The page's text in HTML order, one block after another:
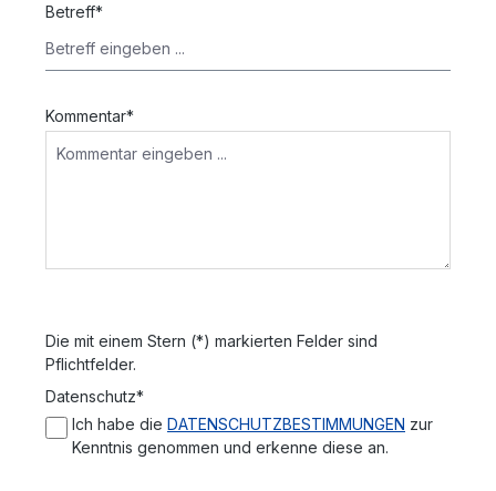
Betreff*
Kommentar*
Die mit einem Stern (*) markierten Felder sind
Pflichtfelder.
Datenschutz*
Ich habe die DATENSCHUTZBESTIMMUNGEN zur
Kenntnis genommen und erkenne diese an.